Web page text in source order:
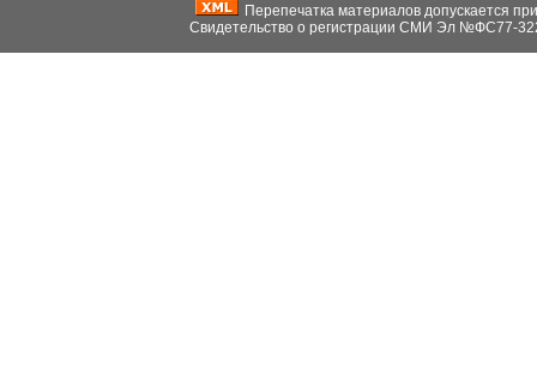
Перепечатка материалов допускается
Свидетельство о регистрации СМИ Эл №ФС77-